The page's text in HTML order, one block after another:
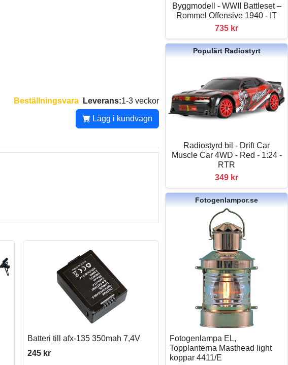
Beställningsvara Leverans:1-3 veckor
Lägg i kundvagn
Batteri till afx-135 350mah 7,4V
245 kr
Byggmodell - WWII Battleset –
Rommel Offensive 1940 - IT
735 kr
Populärt Radiostyrt
Radiostyrd bil - Drift Car
Muscle Car 4WD - Red - 1:24 -
RTR
349 kr
Fotogenlampor.se
Fotogenlampa EL,
Topplanterna Masthead light
koppar 4411/E